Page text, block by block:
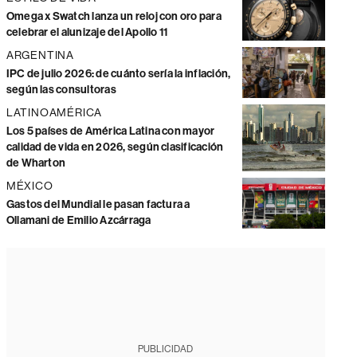
Omega x Swatch lanza un reloj con oro para
celebrar el alunizaje del Apollo 11
ARGENTINA
IPC de julio 2026: de cuánto sería la inflación,
según las consultoras
LATINOAMÉRICA
Los 5 países de América Latina con mayor
calidad de vida en 2026, según clasificación
de Wharton
MÉXICO
Gastos del Mundial le pasan factura a
Ollamani de Emilio Azcárraga
PUBLICIDAD